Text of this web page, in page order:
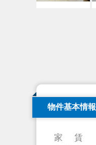
物件基本情報
家 賃